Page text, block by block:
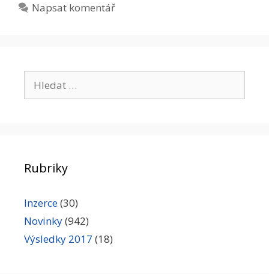
Napsat komentář
Rubriky
Inzerce(30)
Novinky(942)
Výsledky 2017 (18)